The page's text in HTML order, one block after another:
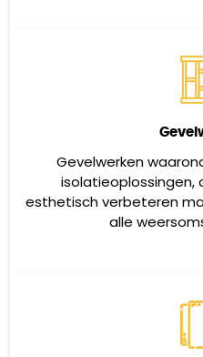
Gevelwerken
isolatieoplossingen,
esthetisch verbeteren
alle